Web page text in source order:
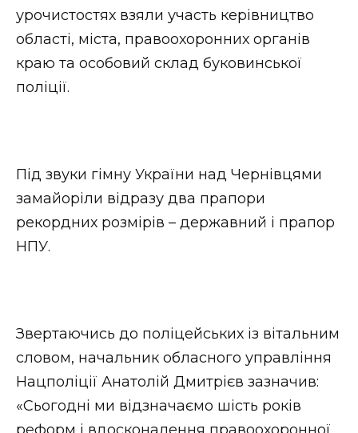
урочистостях взяли участь керівництво
області, міста, правоохоронних органів
краю та особовий склад буковинської
поліції.
Під звуки гімну України над Чернівцями
замайоріли відразу два прапори
рекордних розмірів – державний і прапор
НПУ.
Звертаючись до поліцейських із вітальним
словом, начальник обласного управління
Нацполіції Анатолій Дмитрієв зазначив:
«Сьогодні ми відзначаємо шість років
реформ і вдосконалення правоохоронної